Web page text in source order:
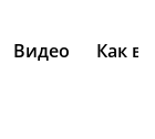
Видео Как